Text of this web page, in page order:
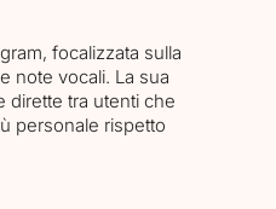
focalizzata sulla
note vocali. La sua
dirette tra utenti che
personale rispetto